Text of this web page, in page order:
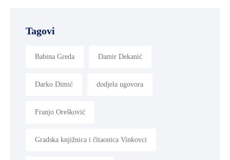
Tagovi
Babina Greda Damir Dekanić
Darko Dimić dodjela ugovora
Franjo Orešković
Gradska knjižnica i čitaonica Vinkovci